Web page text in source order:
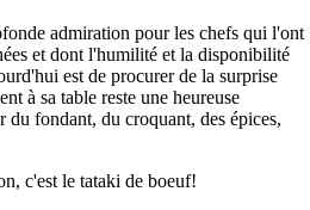
admiration pour les chefs qui l'ont
et dont l'humilité et la disponibilité
est de procurer de la surprise
à sa table reste une heureuse
du fondant, du croquant, des épices,
c'est le tataki de boeuf!